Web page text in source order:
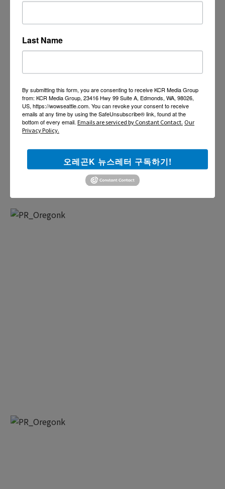
Last Name
By submitting this form, you are consenting to receive KCR Media Group
from: KCR Media Group, 23416 Hwy 99 Suite A, Edmonds, WA, 98026,
US, https://wowseattle.com. You can revoke your consent to receive
emails at any time by using the SafeUnsubscribe® link, found at the
bottom of every email. Emails are serviced by Constant Contact. Our
Privacy Policy.
오레곤K 뉴스레터 구독하기!